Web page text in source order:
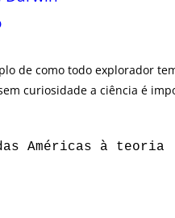
de como todo explorador
curiosidade a ciência é
Américas à teoria